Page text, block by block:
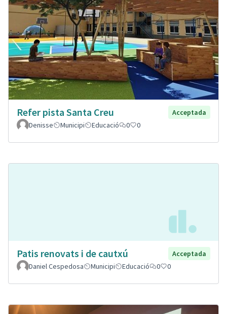
Refer pista Santa Creu
Acceptada
Denisse
Municipi Educació 0 0
Patis renovats i de cautxú
Acceptada
Daniel Cespedosa
Municipi Educació 0 0